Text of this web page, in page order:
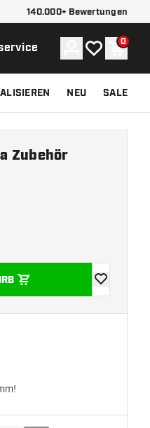
140.000+ Bewertungen
Konto
Meine 0
NEU SALE
Zubehör
Zur